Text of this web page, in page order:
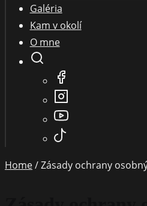
Galéria
Kam v okolí
O mne
Home/ Zásady ochrany